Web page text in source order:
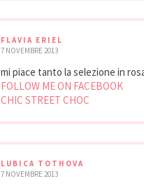
FLAVIA ERIEL
7 NOVEMBRE 2013
mi piace tanto la selezione in
FOLLOW ME ON FACEBOOK
CHIC STREET CHOC
LUBICA TOTHOVA
7 NOVEMBRE 2013